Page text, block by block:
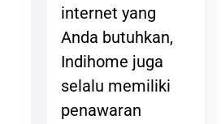
internet yang
Anda butuhkan,
Indihome juga
selalu memiliki
penawaran